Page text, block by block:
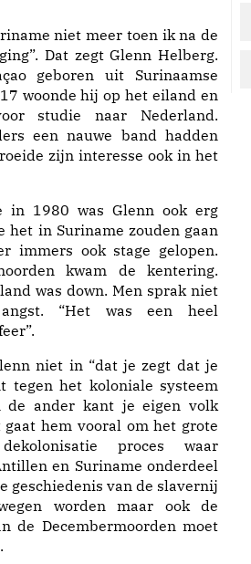
niet meer toen ik na de
Dat zegt Glenn Helberg.
geboren uit Surinaamse
woonde hij op het eiland en
studie naar Nederland.
een nauwe band hadden
zijn interesse ook in het
in 1980 was Glenn ook erg
het in Suriname zouden gaan
immers ook stage gelopen.
kwam de kentering.
was down. Men sprak niet
“Het was een heel
niet in “dat je zegt dat je
tegen het koloniale systeem
de ander kant je eigen volk
gaat hem vooral om het grote
proces waar
en Suriname onderdeel
geschiedenis van de slavernij
worden maar ook de
de Decembermoorden moet